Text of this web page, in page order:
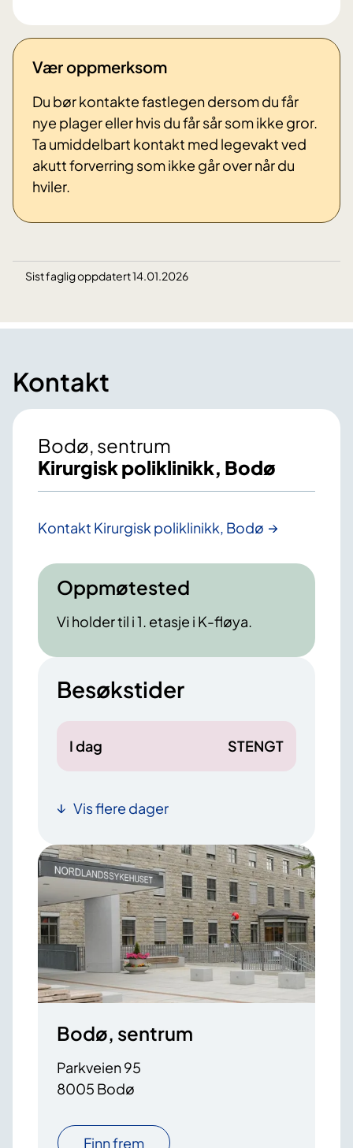
Vær oppmerksom
Du bør kontakte fastlegen dersom du får
nye plager eller hvis du får sår som ikke gror.
Ta umiddelbart kontakt med legevakt ved
akutt forverring som ikke går over når du
hviler.
Sist faglig oppdatert 14.01.2026
Kontakt
Bodø, sentrum
Kirurgisk poliklinikk, Bodø
Kontakt Kirurgisk poliklinikk, Bodø
Oppmøtested
Vi holder til i 1. etasje i K-fløya.
Besøkstider
I dag STENGT
Vis flere dager
Bodø, sentrum
Parkveien 95
8005 Bodø
Finn frem